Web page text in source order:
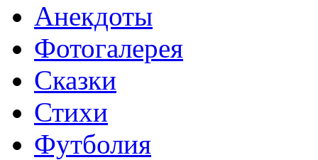
Анекдоты
Фотогалерея
Сказки
Стихи
Футболия